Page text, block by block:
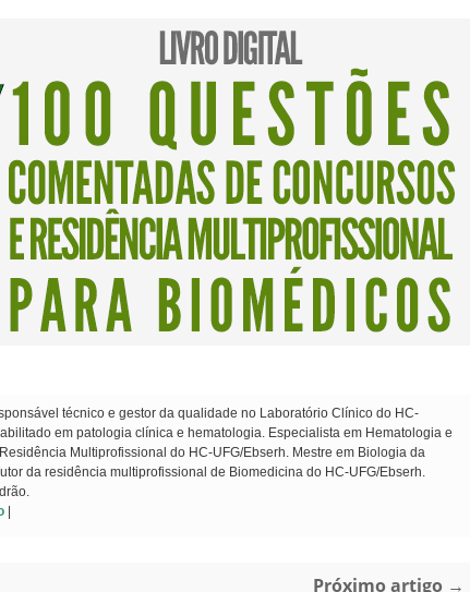
técnico e gestor da qualidade no Laboratório Clínico do HC-
em patologia clínica e hematologia. Especialista em Hematologia e
Multiprofissional do HC-UFG/Ebserh. Mestre em Biologia da
da residência multiprofissional de Biomedicina do HC-UFG/Ebserh.
Próximo artigo →